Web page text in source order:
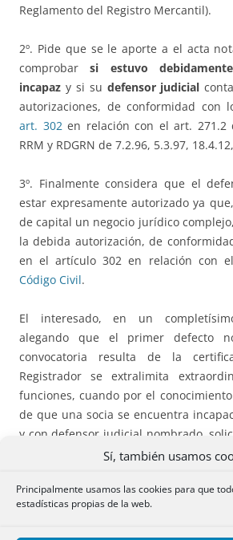
Sí, también usamos
Principalmente usamos las cookies para que
estadísticas propias de la web.
Reglamento del Registro Mercantil).
2º. Pide que se le aporte a el acta
comprobarsi estuvo
incapaz y si su defensor judicial
autorizaciones, de conformidad con
art. 302en relación con el art. 271.2
RRM y RDGRN de 7.2.96, 5.3.97,
3º. Finalmente considera que el
estar expresamente autorizado ya
de capital un negocio jurídico
la debida autorización, de
en el artículo 302 en relación con el
Código Civil.
El interesado, en un
alegando que el primer defecto
convocatoria resulta de la
Registrador se extralimita
funciones, cuando por el
de que una socia se encuentra
y con defensor judicial nombrado,
el Acta Notarial de la Junta, “para
contaba con las debidas
no es competencia del Registrador